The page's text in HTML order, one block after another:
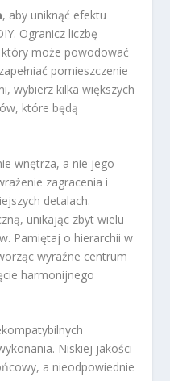
, aby uniknąć efektu
Ogranicz liczbę
może powodować
pomieszczenie
wybierz kilka większych
które będą
wnętrza, a nie jego
zagracenia i
detalach.
unikając zbyt wielu
Pamiętaj o hierarchii w
wyraźne centrum
harmonijnego
Niskiej jakości
a nieodpowiednie